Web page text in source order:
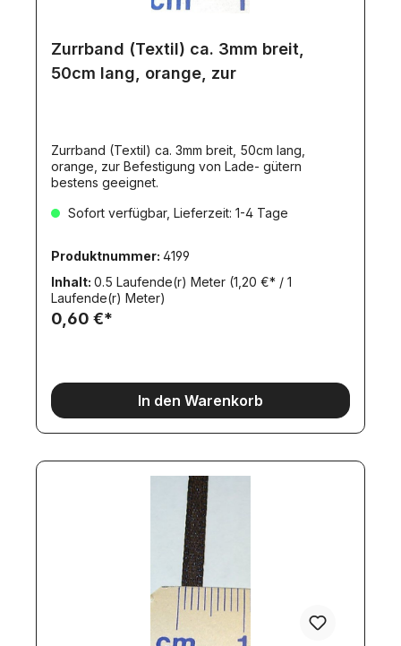
Zurrband (Textil) ca. 3mm breit,
50cm lang, orange, zur
Zurrband (Textil) ca. 3mm breit, 50cm lang,
orange, zur Befestigung von Lade- gütern
bestens geeignet.
Sofort verfügbar, Lieferzeit: 1-4 Tage
Produktnummer: 4199
Inhalt: 0.5 Laufende(r) Meter (1,20 €* / 1
Laufende(r) Meter)
0,60 €*
In den Warenkorb